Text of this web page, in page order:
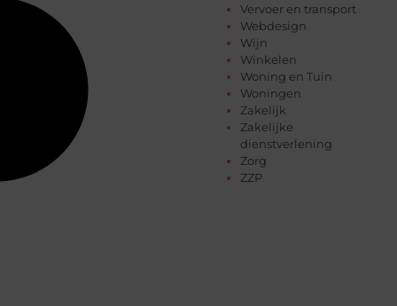
Vervoer en transport
Webdesign
Wijn
Winkelen
Woning en Tuin
Woningen
Zakelijk
Zakelijke
dienstverlening
Zorg
ZZP